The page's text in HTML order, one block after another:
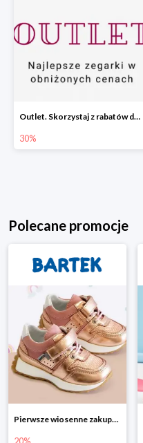
Outlet. Skorzystaj z rabatów do -30%
30%
Polecane promocje
-30% na wszystko!!
30%